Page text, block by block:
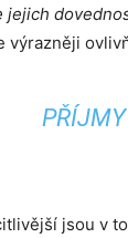
jejich
výrazněji
jsou v